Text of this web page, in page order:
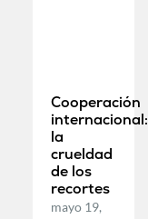
Cooperación
internacional:
la
crueldad
de los
recortes
mayo 19,